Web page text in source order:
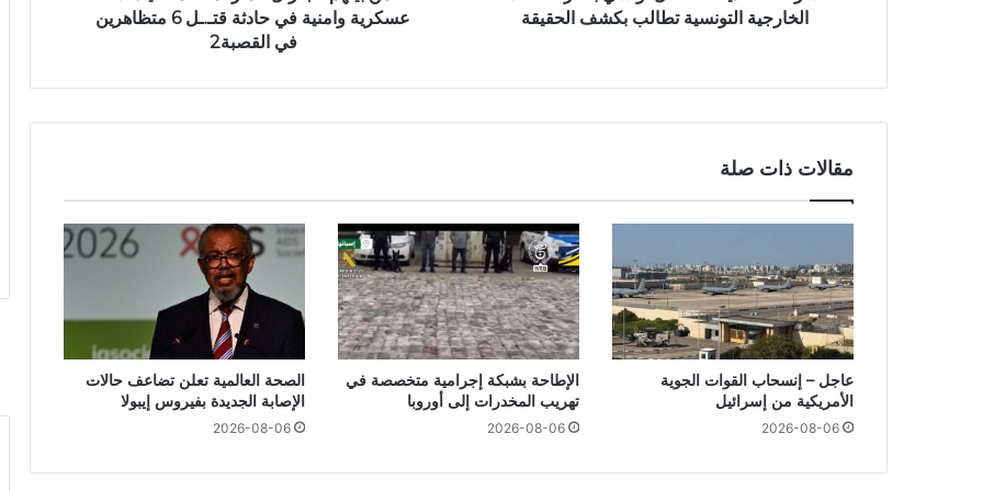
الخارجية التونسية تطالب بكشف الحقيقة
عسكرية وامنية في حادثة قتـ.ـل 6 متظاهرين
في القصبة2
مقالات ذات صلة
عاجل – إنسحاب القوات الجوية
الأمريكية من إسرائيل
2026-08-06
الإطاحة بشبكة إجرامية متخصصة في
تهريب المخدرات إلى أوروبا
2026-08-06
الصحة العالمية تعلن تضاعف حالات
الإصابة الجديدة بفيروس إيبولا
2026-08-06